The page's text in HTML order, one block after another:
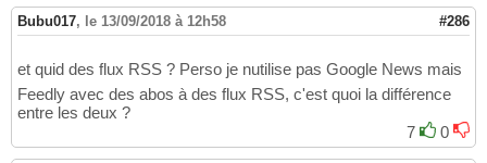
Bubu017, le 13/09/2018 à 12h58 #286
et quid des flux RSS ? Perso je nutilise pas Google News mais
Feedly avec des abos à des flux RSS, c'est quoi la différence
entre les deux ?
7
0